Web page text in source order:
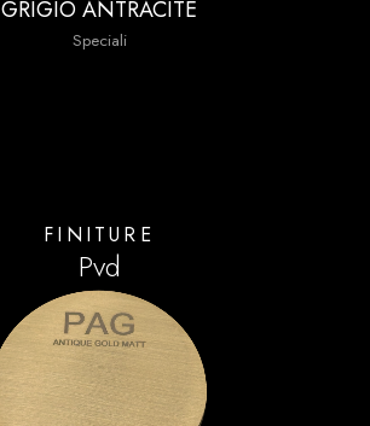
GRIGIO ANTRACITE
Speciali
FINITURE
Pvd